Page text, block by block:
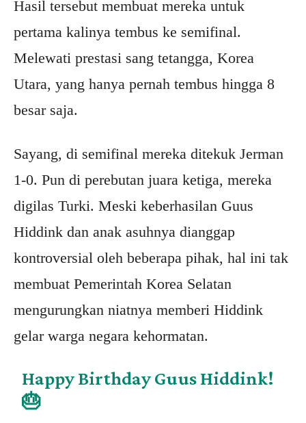
Hasil tersebut membuat mereka untuk
pertama kalinya tembus ke semifinal.
Melewati prestasi sang tetangga, Korea
Utara, yang hanya pernah tembus hingga 8
besar saja.
Sayang, di semifinal mereka ditekuk Jerman
1-0. Pun di perebutan juara ketiga, mereka
digilas Turki. Meski keberhasilan Guus
Hiddink dan anak asuhnya dianggap
kontroversial oleh beberapa pihak, hal ini tak
membuat Pemerintah Korea Selatan
mengurungkan niatnya memberi Hiddink
gelar warga negara kehormatan.
Happy Birthday Guus Hiddink!
🎂